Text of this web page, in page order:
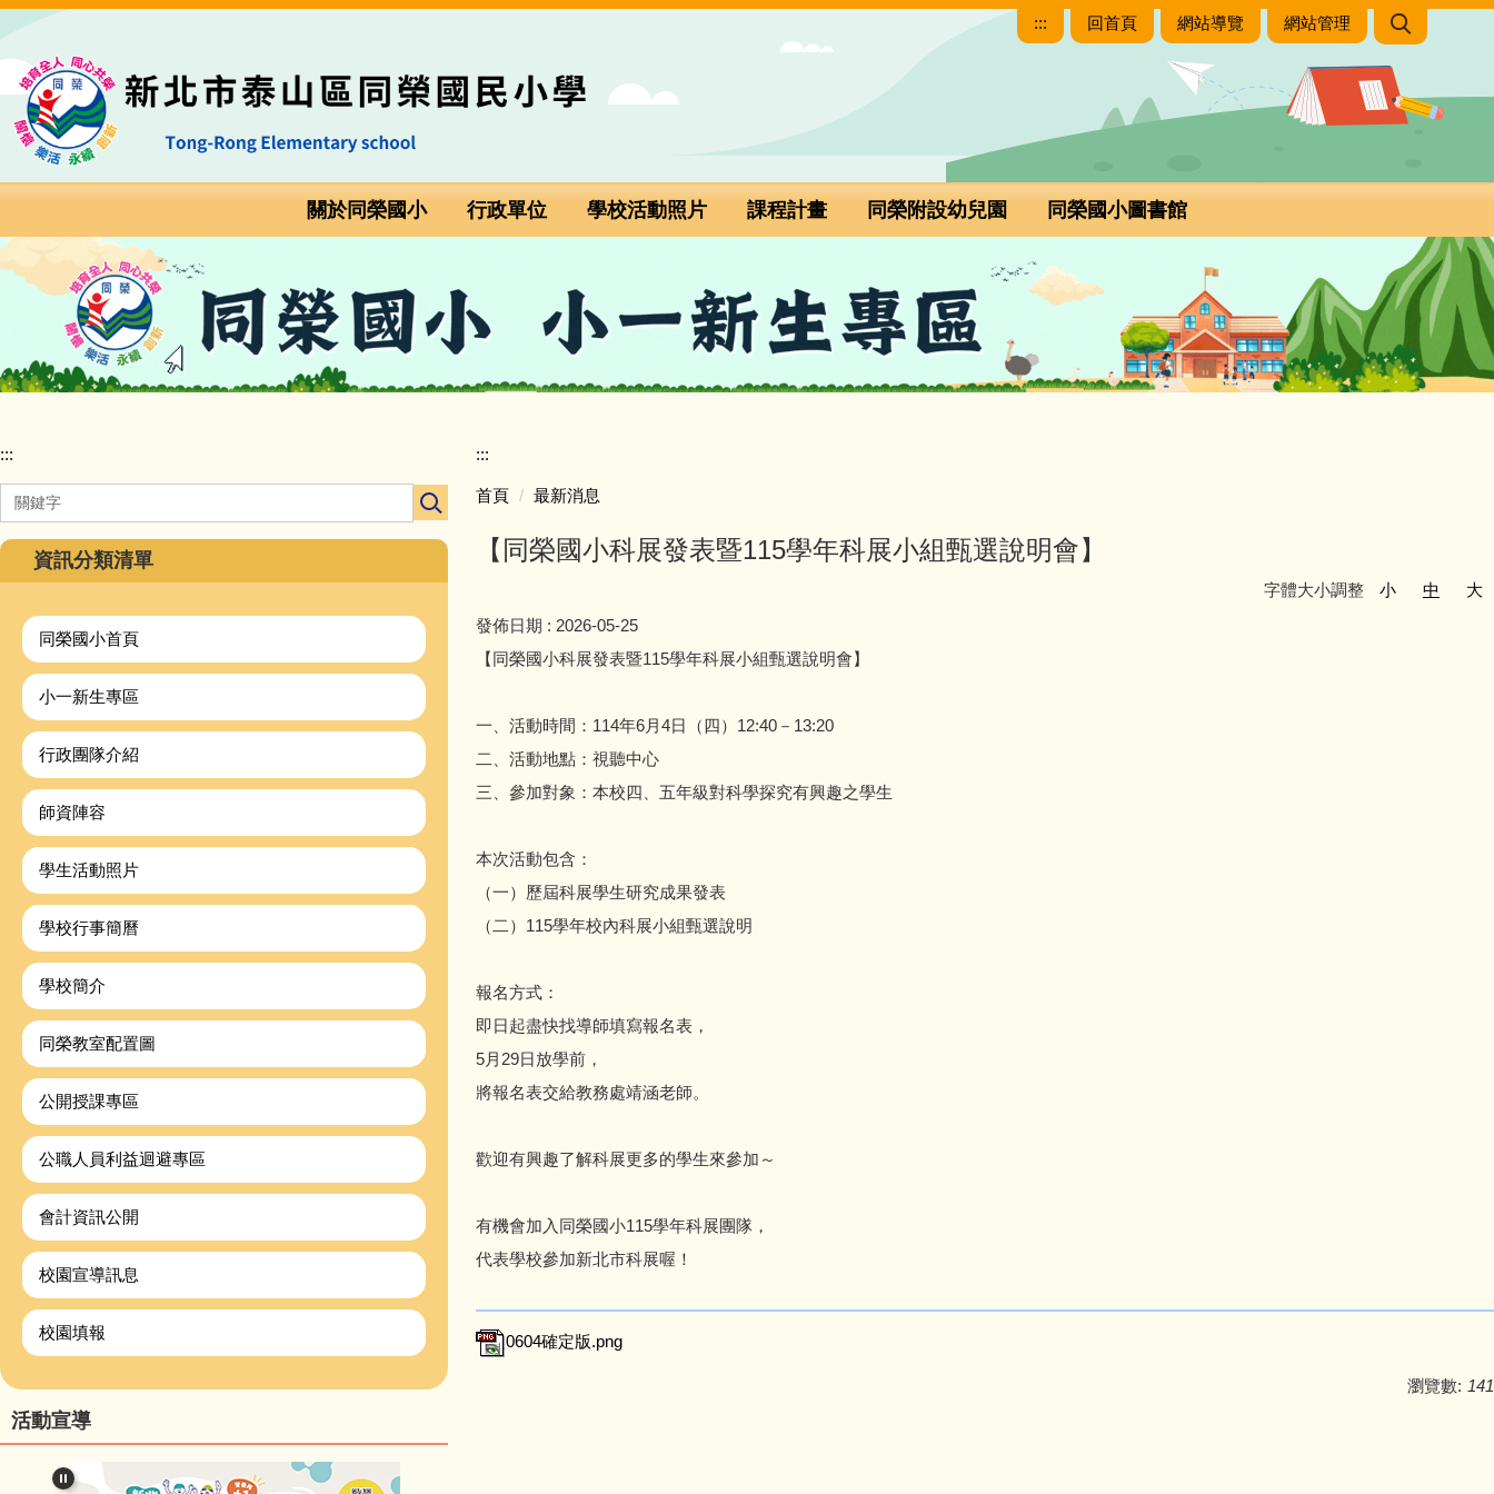
主
要
容
::: 回首頁 網站導覽 網站管理
關於同榮國小 行政單位 學校活動照片 課程計畫 同榮附設幼兒園 同榮國小圖書館
:::
資訊分類清單
同榮國小首頁
小一新生專區
行政團隊介紹
師資陣容
學生活動照片
學校行事簡曆
學校簡介
同榮教室配置圖
公開授課專區
公職人員利益迴避專區
會計資訊公開
校園宣導訊息
校園填報
活動宣導
:::
首頁 最新消息
【同榮國小科展發表暨115學年科展小組甄選說明會】
字體大小調整 小 中
大
發佈日期 : 2026-05-25
【同榮國小科展發表暨115學年科展小組甄選說明會】
一、活動時間：114年6月4日（四）12:40－13:20
二、活動地點：視聽中心
三、參加對象：本校四、五年級對科學探究有興趣之學生
本次活動包含：
（一）歷屆科展學生研究成果發表
（二）115學年校內科展小組甄選說明
報名方式：
即日起盡快找導師填寫報名表，
5月29日放學前，
將報名表交給教務處靖涵老師。
歡迎有興趣了解科展更多的學生來參加～
有機會加入同榮國小115學年科展團隊，
代表學校參加新北市科展喔！
0604確定版.png
瀏覽數: 141